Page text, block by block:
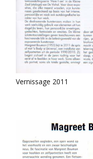
Vernissage 2011